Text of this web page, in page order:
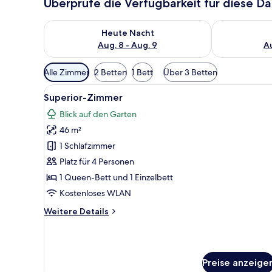
Heute Nacht
Aug. 8 - Aug. 9
Überprüfe die Verfügbarkeit für heute Nacht, Aug.
Überprüfe
Verfügbare
Filter
für
Zimmer
Alle Zimmer 2 Betten 1 Bett Über 3 Betten
Alle
Fotos
für
Superior-
Zimmer
anzeigen
3
Superior-Zimmer
Blick auf den Garten
46 m²
1 Schlafzimmer
Platz für 4 Personen
1 Queen-Bett und 1 Einzelbett
Kostenloses WLAN
Weitere Details
Weitere
Preise